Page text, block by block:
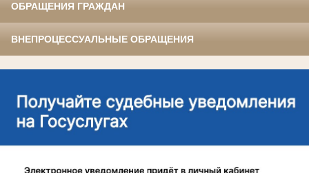
ОБРАЩЕНИЯ ГРАЖДАН
ВНЕПРОЦЕССУАЛЬНЫЕ ОБРАЩЕНИЯ